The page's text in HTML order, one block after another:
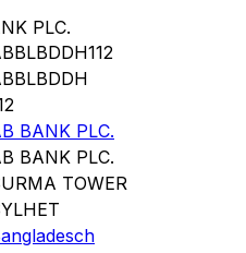
PLC.
BANK PLC.
BANK PLC.
TOWER